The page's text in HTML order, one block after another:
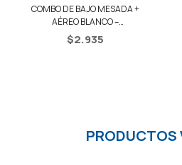
COMBO DE BAJO MESADA +
AÉREO BLANCO –
BLANCO/RÚSTICO
$2.935
PRODUCTOS